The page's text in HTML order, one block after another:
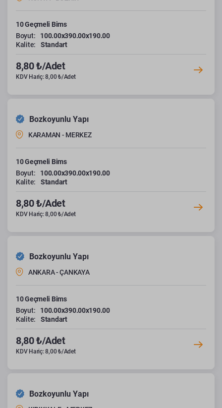
10 Geçmeli Bims
Boyut:
100.00x390.00x190.00
Kalite:
Standart
8,80 ₺/Adet
KDV Hariç: 8,00 ₺/Adet
Bozkoyunlu Yapı
KARAMAN - MERKEZ
10 Geçmeli Bims
Boyut:
100.00x390.00x190.00
Kalite:
Standart
8,80 ₺/Adet
KDV Hariç: 8,00 ₺/Adet
Bozkoyunlu Yapı
ANKARA - ÇANKAYA
10 Geçmeli Bims
Boyut:
100.00x390.00x190.00
Kalite:
Standart
8,80 ₺/Adet
KDV Hariç: 8,00 ₺/Adet
Bozkoyunlu Yapı